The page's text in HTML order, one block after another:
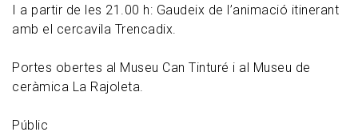
I a partir de les 21.00 h: Gaudeix de l’animació itinerant
amb el cercavila Trencadix.
Portes obertes al Museu Can Tinturé i al Museu de
ceràmica La Rajoleta.
Públic